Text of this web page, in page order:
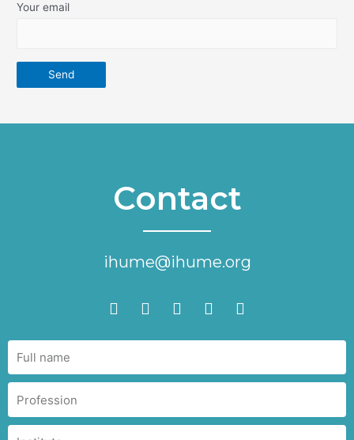
Your email
Contact
ihume@ihume.org